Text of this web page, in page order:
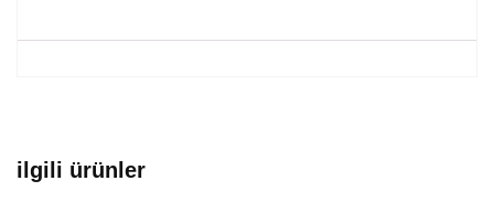
ilgili ürünler